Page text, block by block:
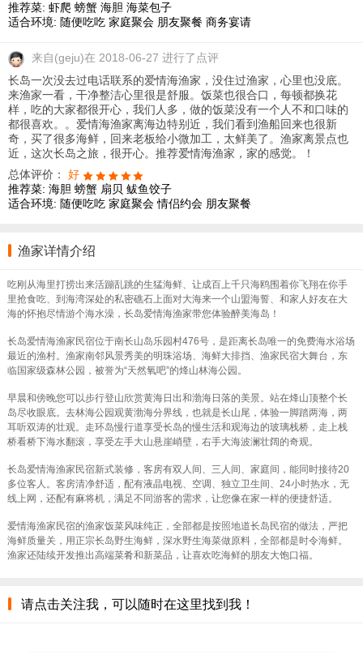
推荐菜: 虾爬 螃蟹 海胆 海菜包子
适合环境: 随便吃吃 家庭聚会 朋友聚餐 商务宴请
来自(geju)在 2018-06-27 进行了点评
长岛一次没去过电话联系的爱情海渔家，没住过渔家，心里也没底。
来渔家一看，干净整洁心里很是舒服。饭菜也很合口，每顿都换花
样，吃的大家都很开心，我们人多，做的饭菜没有一个人不和口味的
都很喜欢。。爱情海渔家离海边特别近，我们看到渔船回来也很新
奇，买了很多海鲜，回来老板给小微加工，太鲜美了。渔家离景点也
近，这次长岛之旅，很开心。推荐爱情海渔家，家的感觉。！
总体评价： 好
推荐菜: 海胆 螃蟹 扇贝 鲅鱼饺子
适合环境: 随便吃吃 家庭聚会 情侣约会 朋友聚餐
渔家详情介绍
吃刚从海里打捞出来活蹦乱跳的生猛海鲜、让成百上千只海鸥围着你飞翔在你手
里抢食吃、到海湾深处的私密礁石上面对大海来一个山盟海誓、和家人好友在大
海的怀抱尽情游个海水澡，长岛爱情海渔家带您体验醉美海岛！
长岛爱情海渔家民宿位于南长山岛乐园村476号，是距离长岛唯一的免费海水浴场
最近的渔村。 渔家南邻风景秀美的明珠浴场、海鲜大排挡、渔家民宿大舞台，东
临国家级森林公园 ，被誉为“天然氧吧”的烽山林海公园。
早晨和傍晚您可以步行登山欣赏黄海日出和渤海日落的美景。站在烽山顶整个长
岛尽收眼底。去林海公园观黄渤海分界线，也就是长山尾，体验一脚踏两海，两
耳听双涛的壮观。走环岛慢行道享受长岛的慢生活和观海边的玻璃栈桥，走上栈
桥看桥下海水翻滚，享受左手大山悬崖峭壁，右手大海波澜壮阔的奇观。
长岛爱情海渔家民宿新式装修 ，客房有双人间、三人间、家庭间，能同时接待20
多位客人。客房清净舒适，配有液晶电视、空调、独立卫生间、24小时热水，无
线上网，还配有麻将机，满足不同游客的需求，让您像在家一样的便捷舒适。
爱情海渔家民宿的渔家饭菜风味纯正 ，全部都是按照地道长岛民宿的做法，严把
海鲜质量关，用正宗长岛野生海鲜，深水野生海菜做原料，全部都是时令海鲜。
渔家还陆续开发推出高端菜肴和新菜品，让喜欢吃海鲜的朋友大饱口福。
请点击关注我，可以随时在这里找到我！